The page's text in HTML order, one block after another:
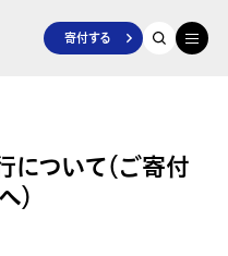
寄付する
ついて（ご寄付
）